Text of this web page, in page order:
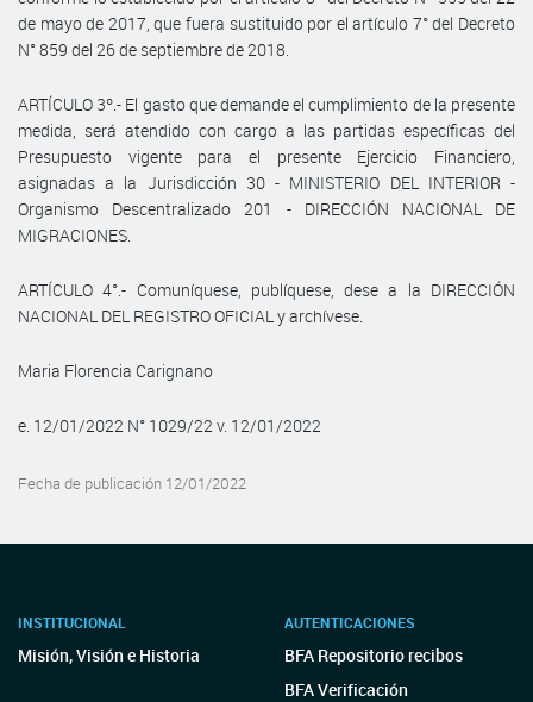
de mayo de 2017, que fuera sustituido por el artículo 7° del Decreto
N° 859 del 26 de septiembre de 2018.
ARTÍCULO 3º.- El gasto que demande el cumplimiento de la presente
medida, será atendido con cargo a las partidas específicas del
Presupuesto vigente para el presente Ejercicio Financiero,
asignadas a la Jurisdicción 30 - MINISTERIO DEL INTERIOR -
Organismo Descentralizado 201 - DIRECCIÓN NACIONAL DE
MIGRACIONES.
ARTÍCULO 4°.- Comuníquese, publíquese, dese a la DIRECCIÓN
NACIONAL DEL REGISTRO OFICIAL y archívese.
Maria Florencia Carignano
e. 12/01/2022 N° 1029/22 v. 12/01/2022
Fecha de publicación 12/01/2022
INSTITUCIONAL
Misión, Visión e Historia
AUTENTICACIONES
BFA Repositorio recibos
BFA Verificación